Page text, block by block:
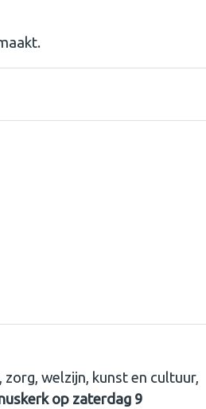
welzijn, kunst en cultuur,
op zaterdag 9